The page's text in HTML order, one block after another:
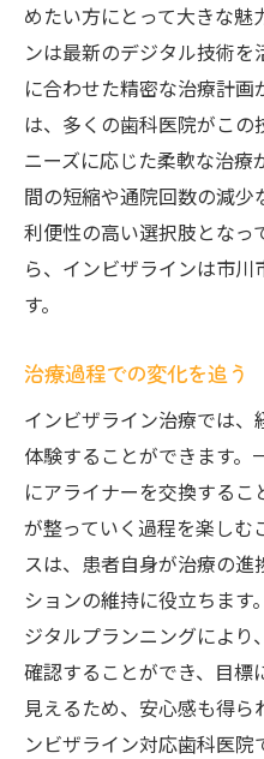
めたい方にとって大きな魅
ンは最新のデジタル技術
に合わせた精密な治療計
は、多くの歯科医院がこ
ニーズに応じた柔軟な治療
間の短縮や通院回数の減少
利便性の高い選択肢となっ
ら、インビザラインは市
す。
治療過程での変化を追う
インビザライン治療では
体験することができます。
にアライナーを交換する
が整っていく過程を楽しむ
スは、患者自身が治療の
ションの維持に役立ちま
ジタルプランニングにより
確認することができ、目標
見えるため、安心感も得ら
ンビザライン対応歯科医